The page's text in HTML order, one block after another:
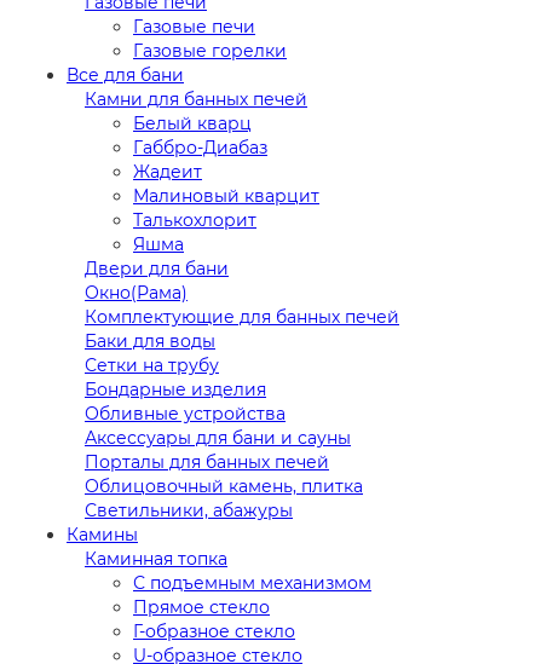
Газовые печи
Газовые горелки
Все для бани
Камни для банных печей
Белый кварц
Габбро-Диабаз
Жадеит
Малиновый кварцит
Талькохлорит
Яшма
Двери для бани
Окно(Рама)
Комплектующие для банных печей
Баки для воды
Сетки на трубу
Бондарные изделия
Обливные устройства
Аксессуары для бани и сауны
Порталы для банных печей
Облицовочный камень, плитка
Светильники, абажуры
Камины
Каминная топка
С подъемным механизмом
Прямое стекло
Г-образное стекло
U-образное стекло